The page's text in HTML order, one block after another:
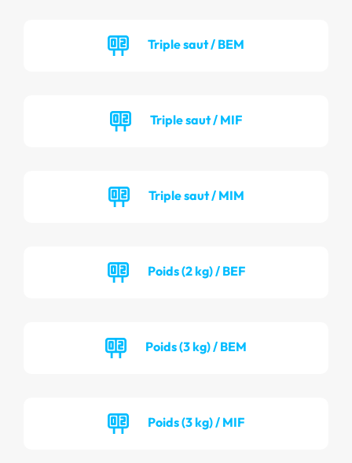
Triple saut / BEM
Triple saut / MIF
Triple saut / MIM
Poids (2 kg) / BEF
Poids (3 kg) / BEM
Poids (3 kg) / MIF